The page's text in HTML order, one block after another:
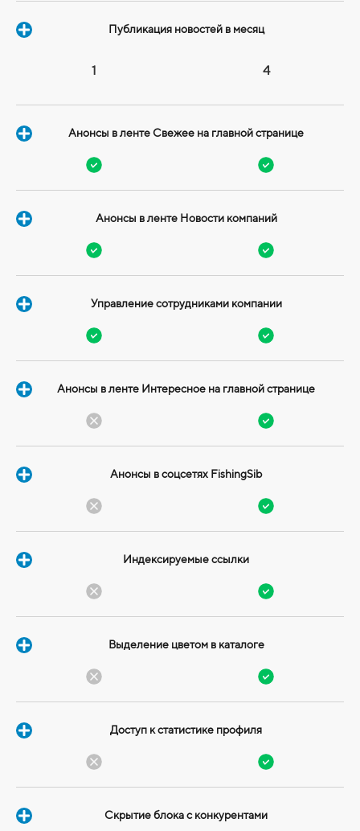
Публикация новостей в месяц
1 4
Анонсы в ленте Свежее на главной странице
Анонсы в ленте Новости компаний
Управление сотрудниками компании
Анонсы в ленте Интересное на главной странице
Анонсы в соцсетях FishingSib
Индексируемые ссылки
Выделение цветом в каталоге
Доступ к статистике профиля
Скрытие блока с конкурентами